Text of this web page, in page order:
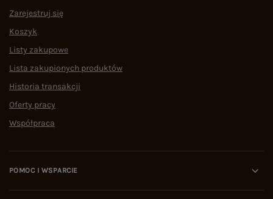
Zarejestruj się
Koszyk
Listy zakupowe
Lista zakupionych produktów
Historia transakcji
Oferty pracy
Współpraca
POMOC I WSPARCIE